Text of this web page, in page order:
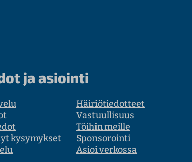
ja asiointi
kysymykset
Häiriötiedotteet
Vastuullisuus
Töihin meille
Sponsorointi
Asioi verkossa